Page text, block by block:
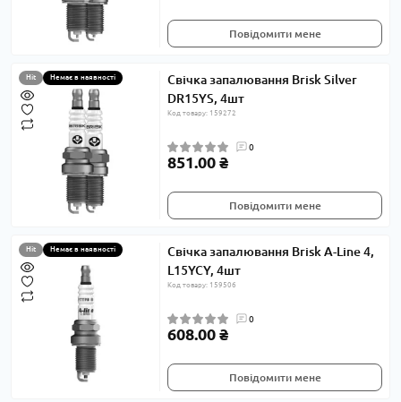
Повідомити мене
Hit Немає в наявності
Свічка запалювання Brisk Silver
DR15YS, 4шт
Код товару: 159272
0
851.00 ₴
Повідомити мене
Hit Немає в наявності
Свічка запалювання Brisk A-Line 4,
L15YCY, 4шт
Код товару: 159506
0
608.00 ₴
Повідомити мене